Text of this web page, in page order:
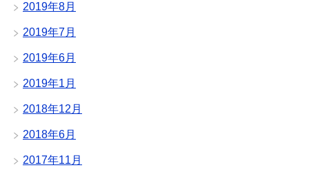
2019年8月
2019年7月
2019年6月
2019年1月
2018年12月
2018年6月
2017年11月